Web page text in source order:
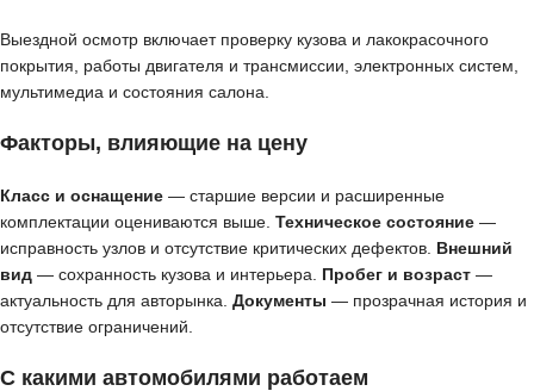
Выездной осмотр включает проверку кузова и лакокрасочного
покрытия, работы двигателя и трансмиссии, электронных систем,
мультимедиа и состояния салона.
Факторы, влияющие на цену
Класс и оснащение — старшие версии и расширенные
комплектации оцениваются выше. Техническое состояние —
исправность узлов и отсутствие критических дефектов. Внешний
вид — сохранность кузова и интерьера. Пробег и возраст —
актуальность для авторынка. Документы — прозрачная история и
отсутствие ограничений.
С какими автомобилями работаем